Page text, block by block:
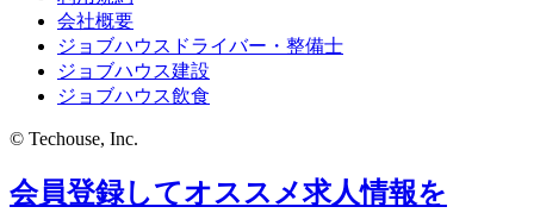
会社概要
ジョブハウスドライバー・整備士
ジョブハウス建設
ジョブハウス飲食
© Techouse, Inc.
会員登録してオススメ求人情報を